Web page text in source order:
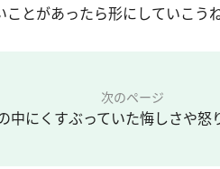
とがあったら形にしていこ
次のページ
中にくすぶっていた悔しさや怒